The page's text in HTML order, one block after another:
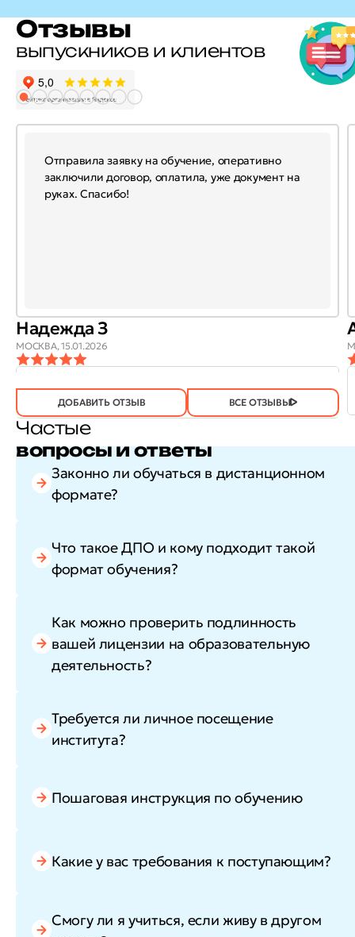
Отзывы
выпускников и клиентов
Отправила заявку на обучение, оперативно
заключили договор, оплатила, уже документ на
руках. Спасибо!
Надежда З
МОСКВА,15.01.2026
ПОЛЕЗЕН?
ДА(746) НЕТ(20)
ДОБАВИТЬ ОТЗЫВ ВСЕ ОТЗЫВЫ
Частые
вопросы и ответы
Законно ли обучаться в дистанционном
формате?
Что такое ДПО и кому подходит такой
формат обучения?
Как можно проверить подлинность
вашей лицензии на образовательную
деятельность?
Требуется ли личное посещение
института?
Пошаговая инструкция по обучению
Какие у вас требования к поступающим?
Смогу ли я учиться, если живу в другом